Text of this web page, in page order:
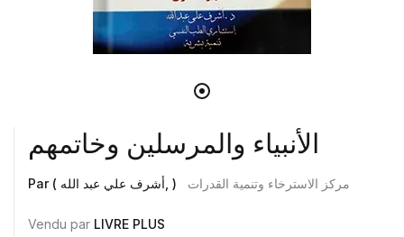
الأنبياء والمرسلين وخاتمهم
Par ( أشرف علي عبد الله, ) مركز الاسترخاء وتنمية القدرات
Vendu par LIVRE PLUS